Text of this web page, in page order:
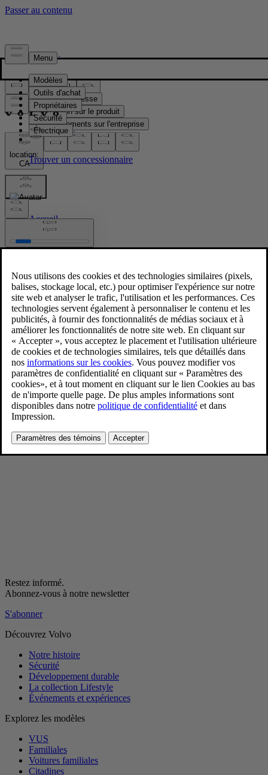
Presse & Médias
Matériel de presse
Information sur le produit
Renseignements sur l'entreprise
Contacts médias
location:
CA
Images
Accueil
/
Refreshed Volvo S90 exterior
4/17/2025
Favoris
Partager
Télécharger
Refreshed Volvo S90 exterior
Pour consulter toute l’information sur les droits d’auteur, cliquez ici